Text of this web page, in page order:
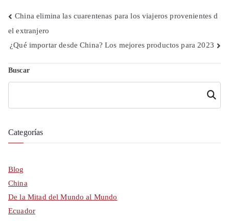
Navegación
de
entradas
China elimina las cuarentenas para los viajeros provenientes d
el extranjero
¿Qué importar desde China? Los mejores productos para 2023
Buscar
Buscar
Categorías
Blog
China
De la Mitad del Mundo al Mundo
Ecuador